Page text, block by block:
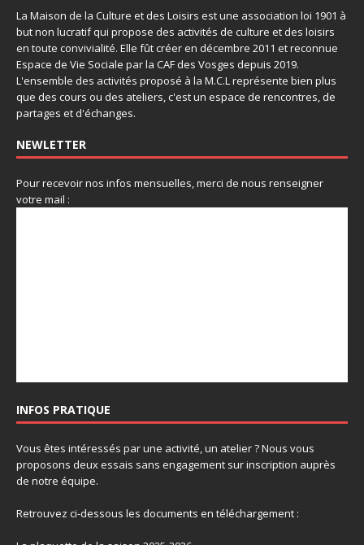
La Maison de la Culture et des Loisirs est une association loi 1901 à
but non lucratif qui propose des activités de culture et des loisirs
en toute convivialité. Elle fût créer en décembre 2011 et reconnue
Espace de Vie Sociale par la CAF des Vosges depuis 2019.
L'ensemble des activités proposé à la M.C.L représente bien plus
que des cours ou des ateliers, c'est un espace de rencontres, de
partages et d'échanges.
NEWLETTER
Pour recevoir nos infos mensuelles, merci de nous renseigner
votre mail :
INFOS PRATIQUE
Vous êtes intéressés par une activité, un atelier ? Nous vous
proposons deux essais sans engagement sur inscription auprès
de notre équipe.
Retrouvez ci-dessous les documents en téléchargement :